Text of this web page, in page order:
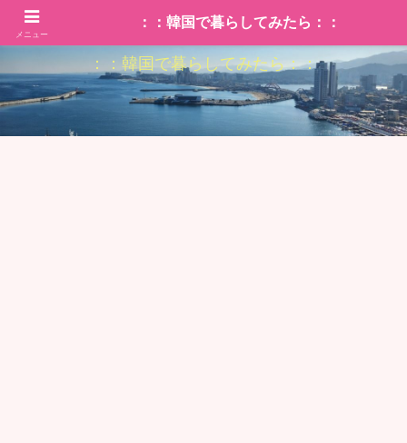
：：韓国で暮らしてみたら：：
メニュー
：：韓国で暮らしてみたら：：